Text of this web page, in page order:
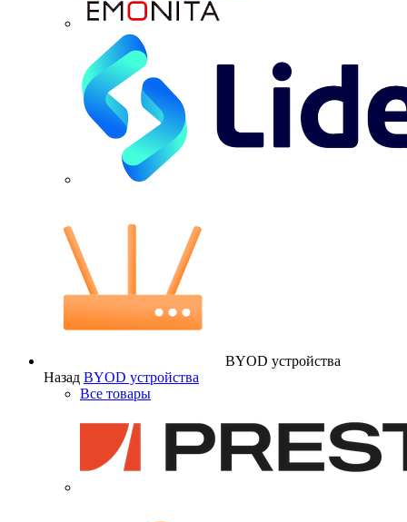
BYOD устройства
Назад BYOD устройства
Все товары